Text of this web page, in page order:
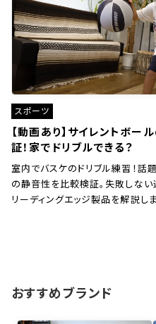
スポーツ
【動画あり】サイレントボー
証！家でドリブルできる？
室内でバスケのドリブル練習！話
の静音性を比較検証。失敗しない
リーディングエッジ製品を解説しま
おすすめブランド